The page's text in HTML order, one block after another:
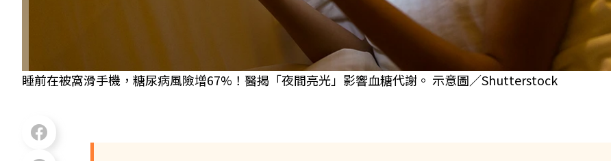
睡前在被窩滑手機，糖尿病風險增67%！醫揭「夜間亮光」影響血糖代謝。 示意圖／Shutterstock